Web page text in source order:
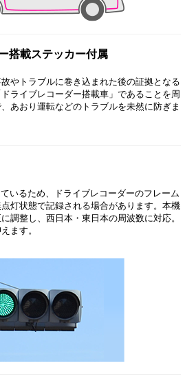
搭載ステッカー付属
やトラブルに巻き込まれた後の証拠となる
ライブレコーダー搭載車」であることを周
あおり運転などのトラブルを未然に防ぎま
ているため、ドライブレコーダーのフレーム
灯状態で記録される場合があります。本機
調整し、西日本・東日本の周波数に対応。
ます。